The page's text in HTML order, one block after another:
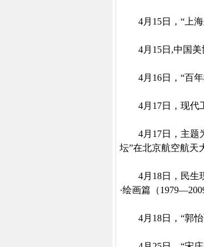
4月 15日 ，“上
4月 15日 ,中国美
4月 16日 ，“百
4月 17日 ，现代
4月 17日
，主
坛”在北京航空航天
4月 18日
，民
·绘画篇（1979—
4月 18日 ，“郭